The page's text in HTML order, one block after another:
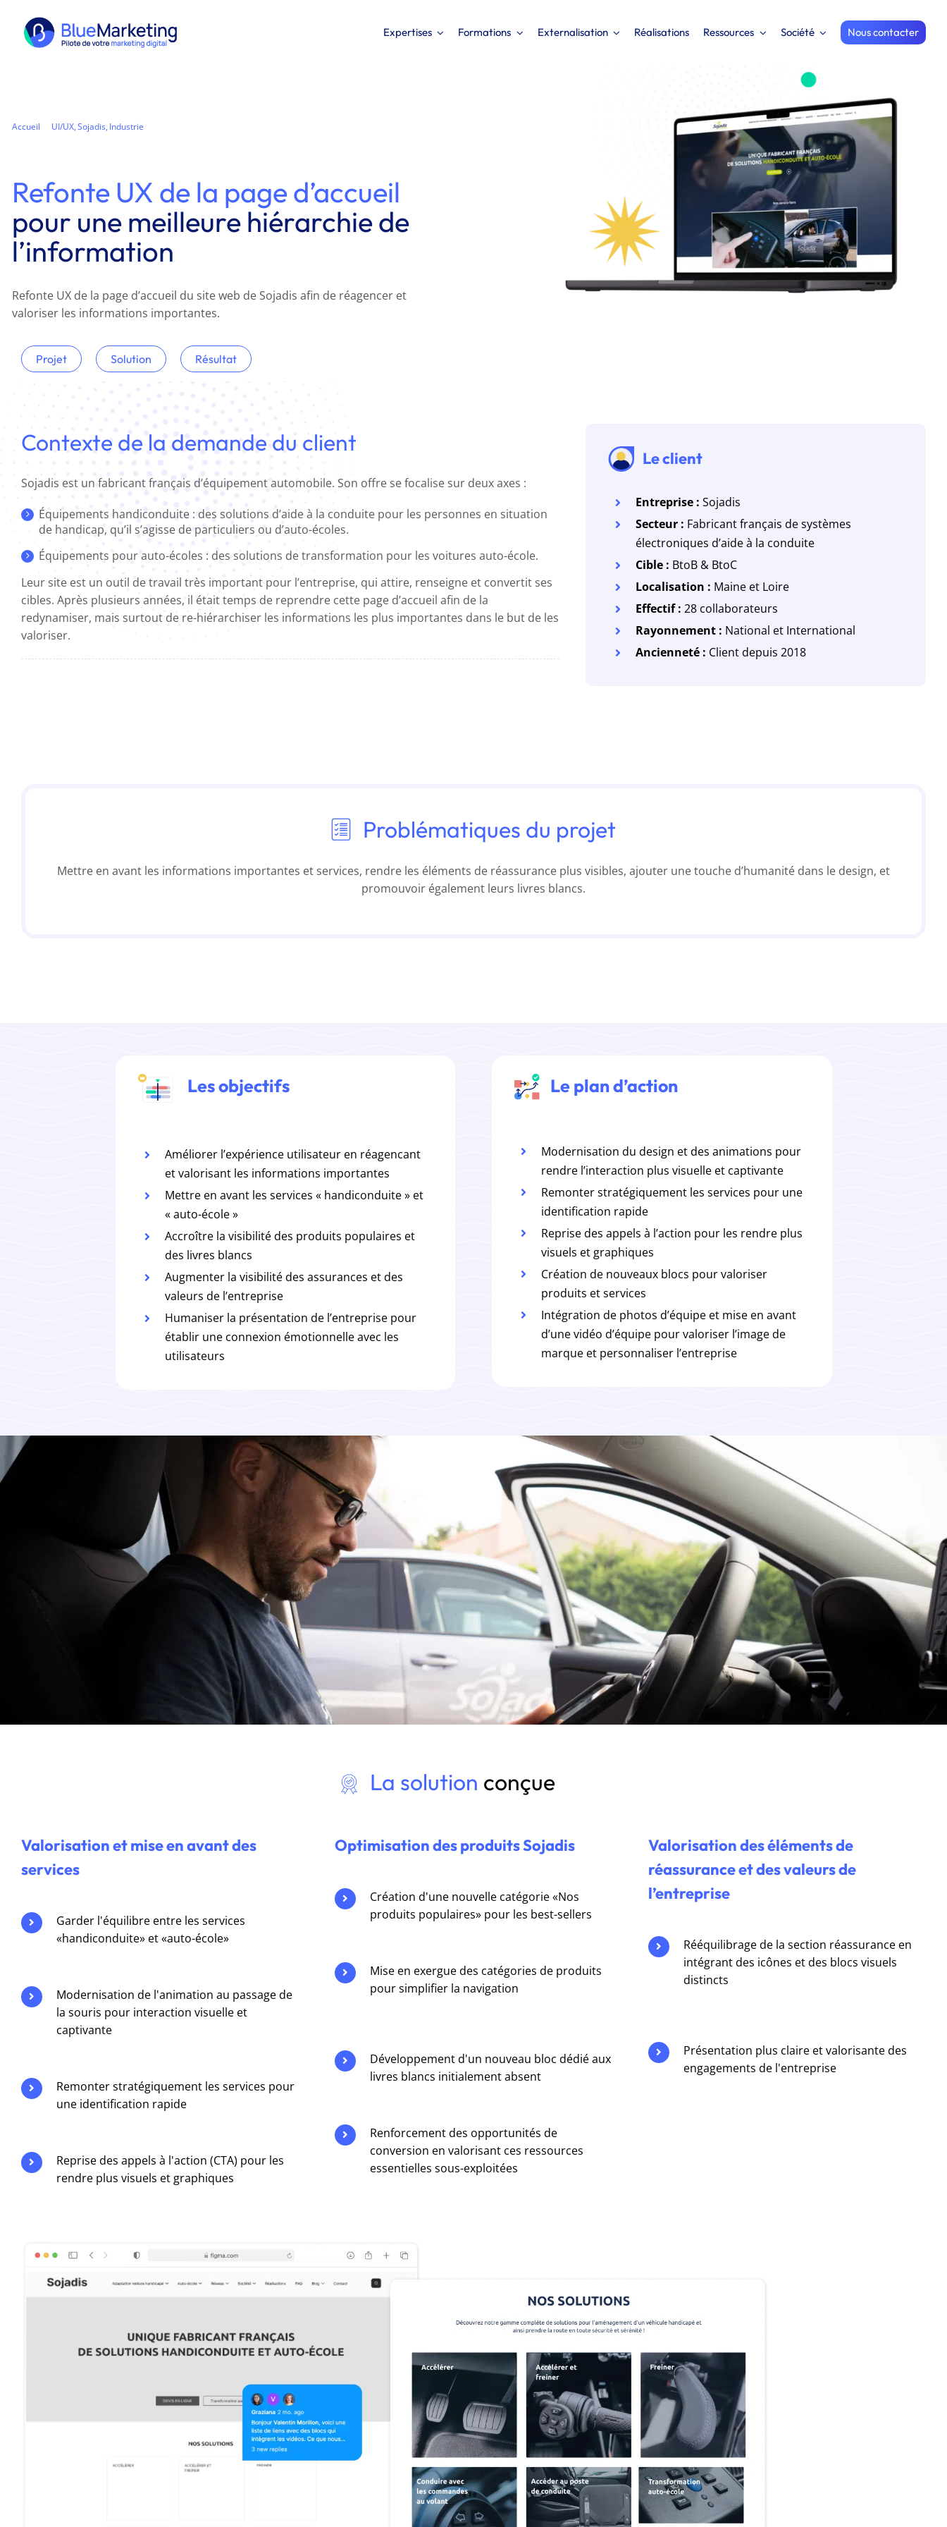
contenu
Expertises Formations Externalisation Réalisations Ressources Société Nous contacter
Accueil UI/UX Sojadis Industrie
Refonte UX de la page d’accueil
pour une meilleure hiérarchie de
l’information
Refonte UX de la page d’accueil du site web de Sojadis afin de réagencer et
valoriser les informations importantes.
Projet Solution Résultat
Contexte de la demande du client
Sojadis est un fabricant français d’équipement automobile. Son offre se focalise sur deux axes :
Équipements handiconduite : des solutions d’aide à la conduite pour les personnes en situation
de handicap, qu’il s’agisse de particuliers ou d’auto-écoles.
Équipements pour auto-écoles : des solutions de transformation pour les voitures auto-école.
Leur site est un outil de travail très important pour l’entreprise, qui attire, renseigne et convertit ses
cibles. Après plusieurs années, il était temps de reprendre cette page d’accueil afin de la
redynamiser, mais surtout de re-hiérarchiser les informations les plus importantes dans le but de les
valoriser.
Le client
Entreprise : Sojadis
Secteur : Fabricant français de systèmes
électroniques d’aide à la conduite
Cible : BtoB & BtoC
Localisation : Maine et Loire
Effectif : 28 collaborateurs
Rayonnement : National et International
Ancienneté : Client depuis 2018
Problématiques du projet
Mettre en avant les informations importantes et services, rendre les éléments de réassurance plus visibles, ajouter une touche d’humanité dans le design, et
promouvoir également leurs livres blancs.
Les objectifs
Améliorer l’expérience utilisateur en réagencant
et valorisant les informations importantes
Mettre en avant les services « handiconduite » et
« auto-école »
Accroître la visibilité des produits populaires et
des livres blancs
Augmenter la visibilité des assurances et des
valeurs de l’entreprise
Humaniser la présentation de l’entreprise pour
établir une connexion émotionnelle avec les
utilisateurs
Le plan d’action
Modernisation du design et des animations pour
rendre l’interaction plus visuelle et captivante
Remonter stratégiquement les services pour une
identification rapide
Reprise des appels à l’action pour les rendre plus
visuels et graphiques
Création de nouveaux blocs pour valoriser
produits et services
Intégration de photos d’équipe et mise en avant
d’une vidéo d’équipe pour valoriser l’image de
marque et personnaliser l’entreprise
La solution conçue
Valorisation et mise en avant des
services
Garder l'équilibre entre les services
«handiconduite» et «auto-école»
Modernisation de l'animation au passage de
la souris pour interaction visuelle et
captivante
Remonter stratégiquement les services pour
une identification rapide
Reprise des appels à l'action (CTA) pour les
rendre plus visuels et graphiques
Optimisation des produits Sojadis
Création d'une nouvelle catégorie «Nos
produits populaires» pour les best-sellers
Mise en exergue des catégories de produits
pour simplifier la navigation
Développement d'un nouveau bloc dédié aux
livres blancs initialement absent
Renforcement des opportunités de
conversion en valorisant ces ressources
essentielles sous-exploitées
Valorisation des éléments de
réassurance et des valeurs de
l’entreprise
Rééquilibrage de la section réassurance en
intégrant des icônes et des blocs visuels
distincts
Présentation plus claire et valorisante des
engagements de l'entreprise